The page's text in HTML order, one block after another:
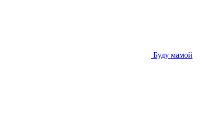
Буду мамой